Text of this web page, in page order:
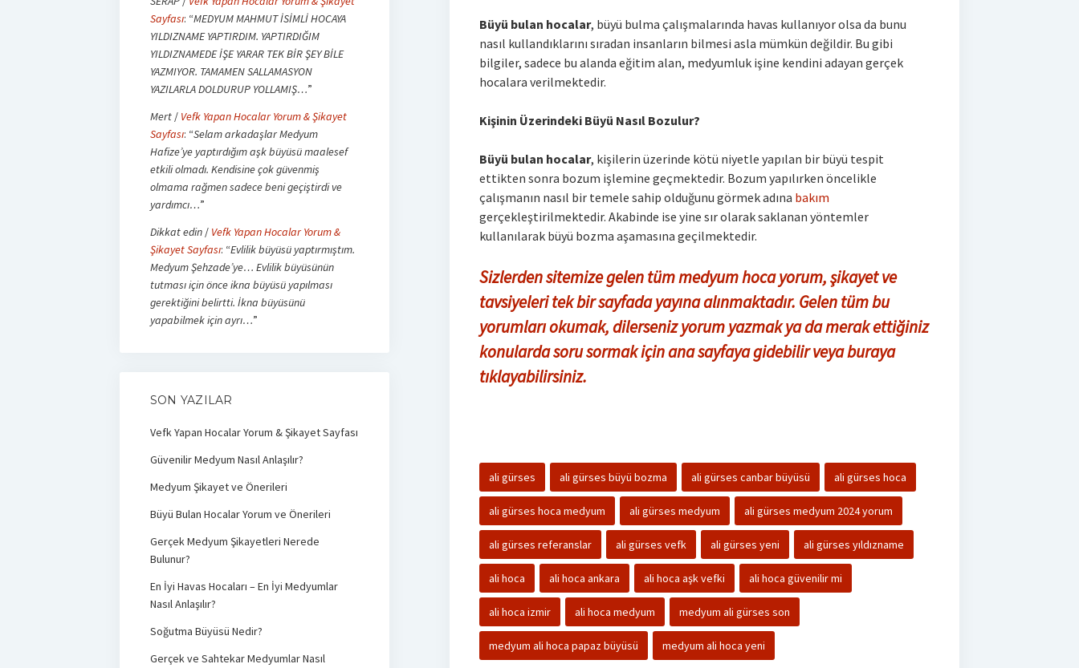
Büyü bulan hocalar, büyü bulma çalışmalarında havas kullanıyor olsa da bunu
nasıl kullandıklarını sıradan insanların bilmesi asla mümkün değildir. Bu gibi
bilgiler, sadece bu alanda eğitim alan, medyumluk işine kendini adayan gerçek
hocalara verilmektedir.
Kişinin Üzerindeki Büyü Nasıl Bozulur?
Büyü bulan hocalar, kişilerin üzerinde kötü niyetle yapılan bir büyü tespit
ettikten sonra bozum işlemine geçmektedir. Bozum yapılırken öncelikle
çalışmanın nasıl bir temele sahip olduğunu görmek adına bakım
gerçekleştirilmektedir. Akabinde ise yine sır olarak saklanan yöntemler
kullanılarak büyü bozma aşamasına geçilmektedir.
Sizlerden sitemize gelen tüm medyum hoca yorum, şikayet ve
tavsiyeleri tek bir sayfada yayına alınmaktadır. Gelen tüm bu
yorumları okumak, dilerseniz yorum yazmak ya da merak ettiğiniz
konularda soru sormak için ana sayfaya gidebilir veya buraya
tıklayabilirsiniz.
ali gürses ali gürses büyü bozma ali gürses canbar büyüsü ali gürses hoca
ali gürses hoca medyum ali gürses medyum ali gürses medyum 2024 yorum
ali gürses referanslar ali gürses vefk ali gürses yeni ali gürses yıldızname
ali hoca ali hoca ankara ali hoca aşk vefki ali hoca güvenilir mi
ali hoca izmir ali hoca medyum medyum ali gürses son
medyum ali hoca papaz büyüsü medyum ali hoca yeni
Sayfası: “MEDYUM MAHMUT İSİMLİ HOCAYA
YILDIZNAME YAPTIRDIM. YAPTIRDIĞIM
YILDIZNAMEDE İŞE YARAR TEK BİR ŞEY BİLE
YAZMIYOR. TAMAMEN SALLAMASYON
YAZILARLA DOLDURUP YOLLAMIŞ…”
Mert/ Vefk Yapan Hocalar Yorum & Şikayet
Sayfası: “Selam arkadaşlar Medyum
Hafize’ye yaptırdığım aşk büyüsü maalesef
etkili olmadı. Kendisine çok güvenmiş
olmama rağmen sadece beni geçiştirdi ve
yardımcı…”
Dikkat edin/ Vefk Yapan Hocalar Yorum &
Şikayet Sayfası: “Evlilik büyüsü yaptırmıştım.
Medyum Şehzade’ye… Evlilik büyüsünün
tutması için önce ikna büyüsü yapılması
gerektiğini belirtti. İkna büyüsünü
yapabilmek için ayrı…”
SON YAZILAR
Vefk Yapan Hocalar Yorum & Şikayet Sayfası
Güvenilir Medyum Nasıl Anlaşılır?
Medyum Şikayet ve Önerileri
Büyü Bulan Hocalar Yorum ve Önerileri
Gerçek Medyum Şikayetleri Nerede
Bulunur?
En İyi Havas Hocaları – En İyi Medyumlar
Nasıl Anlaşılır?
Soğutma Büyüsü Nedir?
Gerçek ve Sahtekar Medyumlar Nasıl